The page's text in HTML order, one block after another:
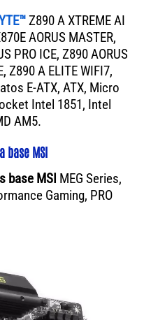
Z890 A XTREME AI
AORUS MASTER,
PRO ICE, Z890 AORUS
Z890 A ELITE WIFI7,
E-ATX, ATX, Micro
Intel 1851, Intel
AM5.
base MSI
base MSI MEG Series,
Gaming, PRO